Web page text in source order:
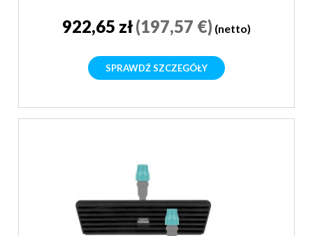
922,65 zł(197,57 €) (netto)
SPRAWDŹ SZCZEGÓŁY